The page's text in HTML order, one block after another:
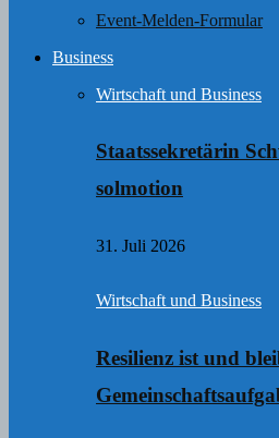
Event-Melden-Formular
Business
Wirtschaft und Business
Staatssekretärin
solmotion
31. Juli 2026
Wirtschaft und Business
Resilienz ist und